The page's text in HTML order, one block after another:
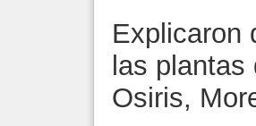
Explicaron
las
Osiris,